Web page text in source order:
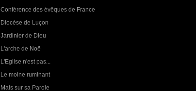
Conférence des évêques de France
Diocèse de Luçon
Jardinier de Dieu
L'arche de Noë
L'Eglise n'est pas...
Le moine ruminant
Mais sur sa Parole